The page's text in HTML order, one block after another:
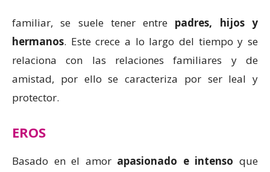
familiar, se suele tener entre padres, hijos y
hermanos. Este crece a lo largo del tiempo y se
relaciona con las relaciones familiares y de
amistad, por ello se caracteriza por ser leal y
protector.
EROS
Basado en el amor apasionado e intenso que